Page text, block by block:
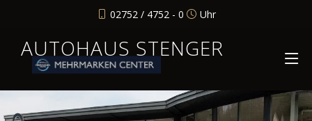
02752 / 4752 - 0 Uhr
AUTOHAUS STENGER